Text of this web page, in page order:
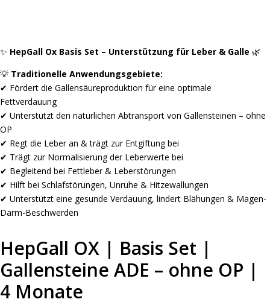
✨ HepGall Ox Basis Set – Unterstützung für Leber & Galle 🌿
💡 Traditionelle Anwendungsgebiete:
✔ Fördert die Gallensäureproduktion für eine optimale
Fettverdauung
✔ Unterstützt den natürlichen Abtransport von Gallensteinen – ohne
OP
✔ Regt die Leber an & trägt zur Entgiftung bei
✔ Trägt zur Normalisierung der Leberwerte bei
✔ Begleitend bei Fettleber & Leberstörungen
✔ Hilft bei Schlafstörungen, Unruhe & Hitzewallungen
✔ Unterstützt eine gesunde Verdauung, lindert Blähungen & Magen-
Darm-Beschwerden
HepGall OX | Basis Set |
Gallensteine ADE – ohne OP |
4 Monate